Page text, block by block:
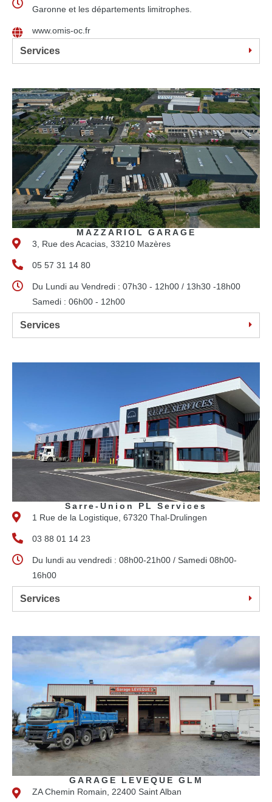
Garonne et les départements limitrophes.
www.omis-oc.fr
Services
MAZZARIOL GARAGE
3, Rue des Acacias, 33210 Mazères
05 57 31 14 80
Du Lundi au Vendredi : 07h30 - 12h00 / 13h30 -18h00
Samedi : 06h00 - 12h00
Services
Sarre-Union PL Services
1 Rue de la Logistique, 67320 Thal-Drulingen
03 88 01 14 23
Du lundi au vendredi : 08h00-21h00 / Samedi 08h00-
16h00
Services
GARAGE LEVEQUE GLM
ZA Chemin Romain, 22400 Saint Alban